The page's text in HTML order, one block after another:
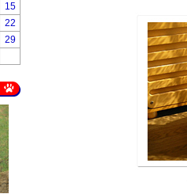
15
22
29